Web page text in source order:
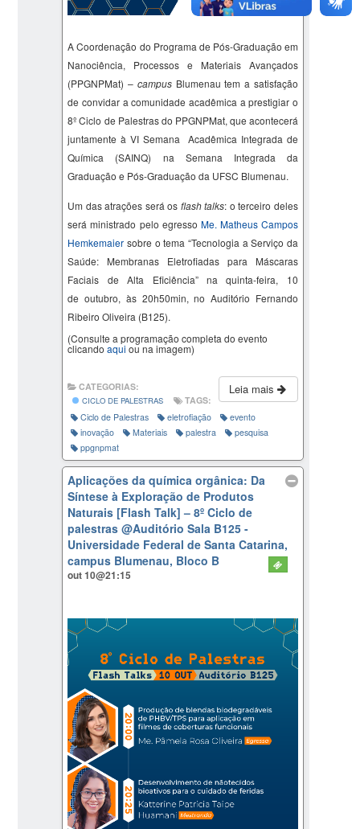
A Coordenação do Programa de Pós-Graduação em
Nanociência, Processos e Materiais Avançados
(PPGNPMat) – campusBlumenau tem a satisfação
de convidar a comunidade acadêmica a prestigiar o
8º Ciclo de Palestras do PPGNPMat, que acontecerá
juntamente à VI Semana Acadêmica Integrada de
Química (SAINQ) na Semana Integrada da
Graduação e Pós-Graduação da UFSC Blumenau.
Um das atrações será os flash talks: o terceiro deles
será ministrado pelo egresso Me. Matheus Campos
Hemkemaier sobre o tema “Tecnologia a Serviço da
Saúde: Membranas Eletrofiadas para Máscaras
Faciais de Alta Eficiência” na quinta-feira, 10
de outubro, às 20h50min, no Auditório Fernando
Ribeiro Oliveira (B125).
(Consulte a programação completa do evento
clicandoaqui ou na imagem)
Leia mais
CATEGORIAS:
CICLO DE PALESTRAS
TAGS:
Ciclo de Palestras
eletrofiação
evento
inovação
Materiais palestra
pesquisa
ppgnpmat
Aplicações da química orgânica: Da
Síntese à Exploração de Produtos
Naturais [Flash Talk] – 8º Ciclo de
palestras@Auditório Sala B125 -
Universidade Federal de Santa Catarina,
campus Blumenau, Bloco B
out 10@21:15